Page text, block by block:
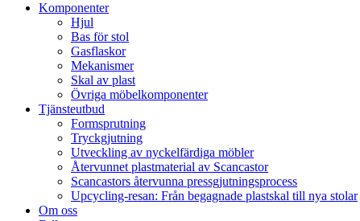
Komponenter
Hjul
Bas för stol
Gasflaskor
Mekanismer
Skal av plast
Övriga möbelkomponenter
Tjänsteutbud
Formsprutning
Tryckgjutning
Utveckling av nyckelfärdiga möbler
Återvunnet plastmaterial av Scancastor
Scancastors återvunna pressgjutningsprocess
Upcycling-resan: Från begagnade plastskal till nya stolar
Om oss